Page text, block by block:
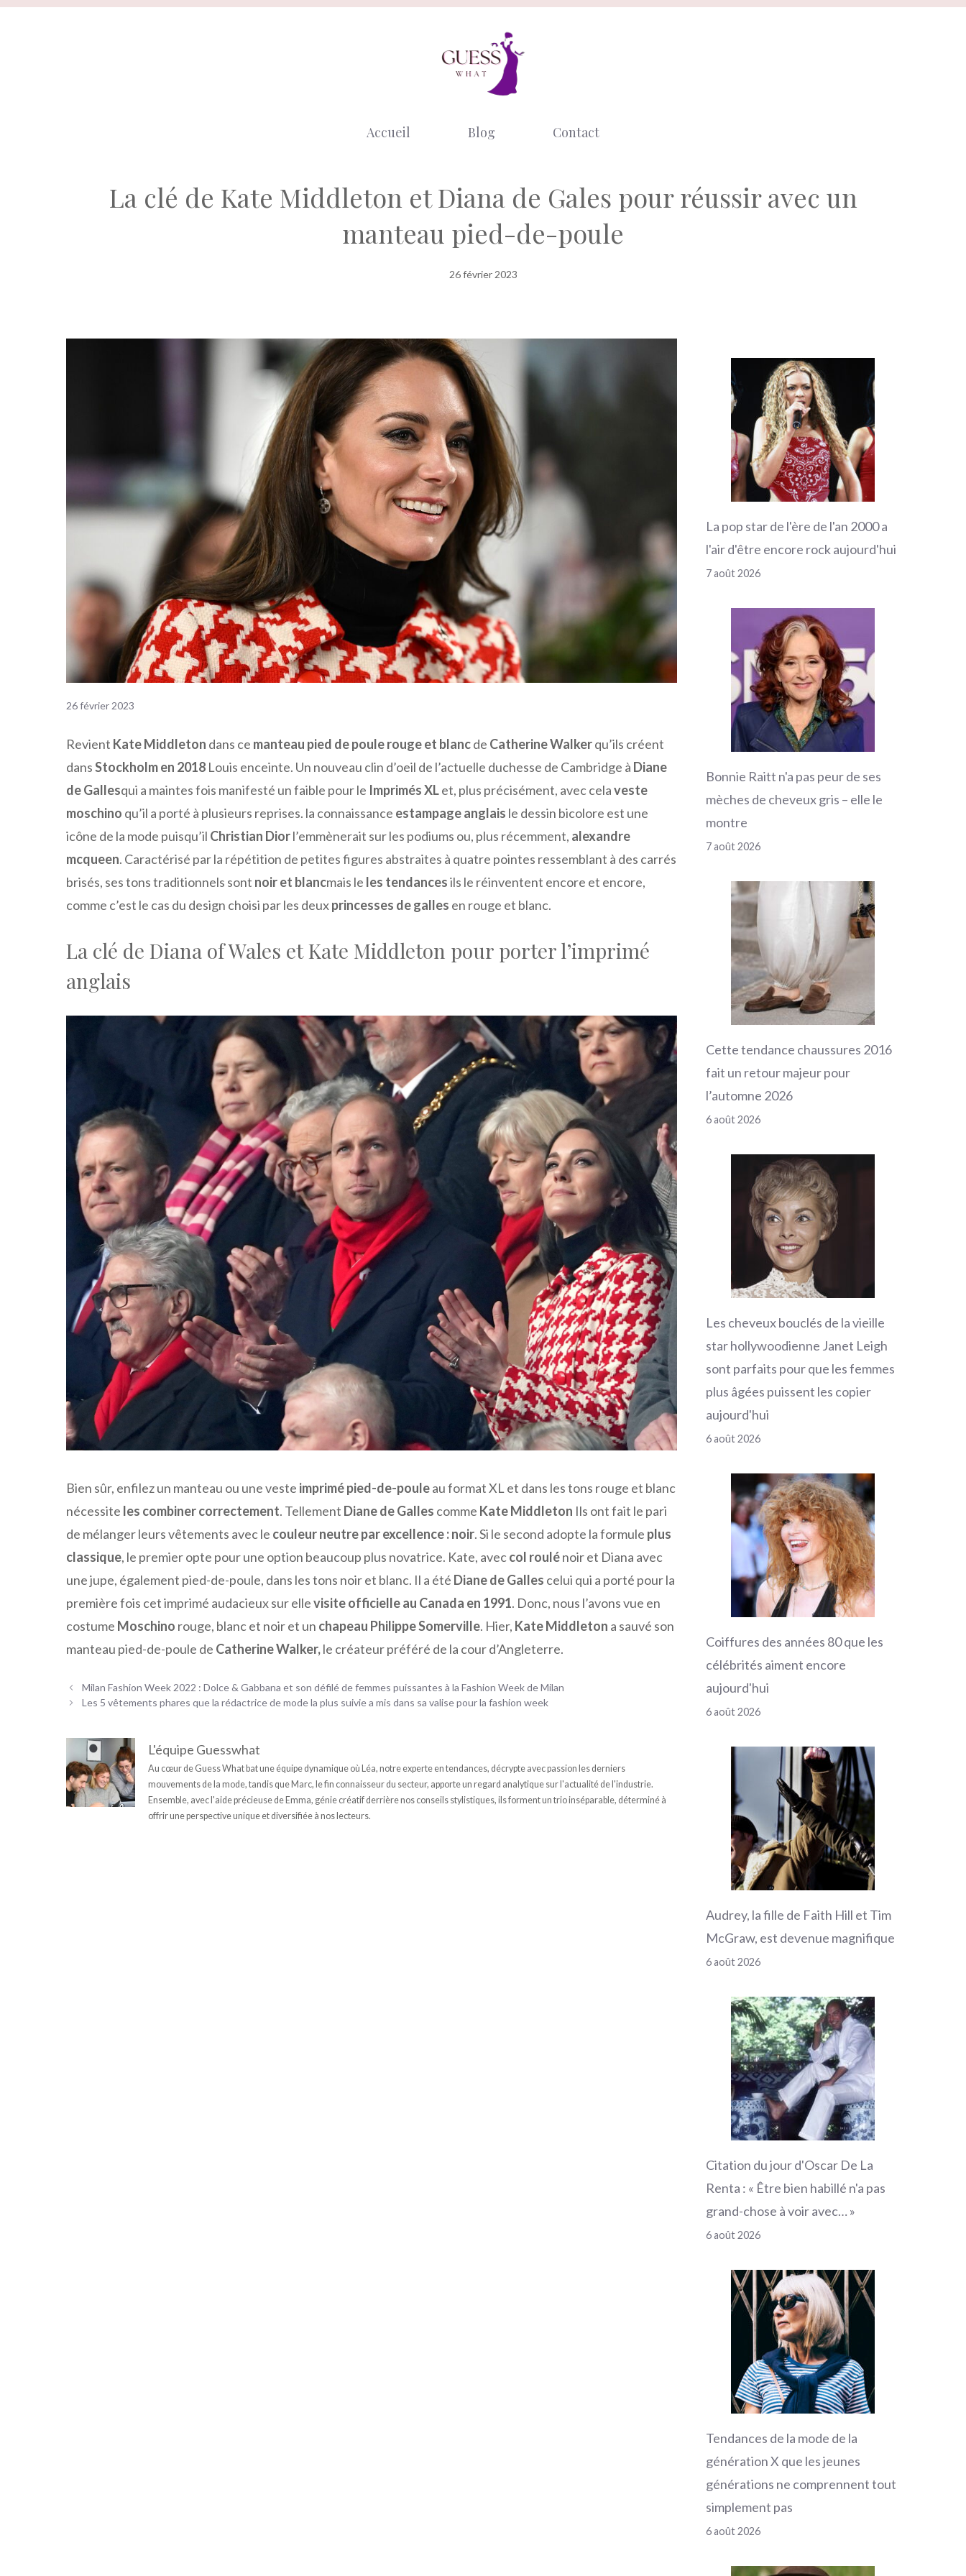
Aller
Accueil Blog Contact
La clé de Kate Middleton et Diana de Gales pour réussir avec un
manteau pied-de-poule
26 février 2023
26 février 2023
Revient Kate Middleton dans ce manteau pied de poule rouge et blancde Catherine Walkerqu’ils créent
dansStockholm en 2018 Louis enceinte. Un nouveau clin d’oeil de l’actuelle duchesse de Cambridge à Diane
de Gallesqui a maintes fois manifesté un faible pour le Imprimés XLet, plus précisément, avec celaveste
moschino qu’il a porté à plusieurs reprises. la connaissance estampage anglais le dessin bicolore est une
icône de la mode puisqu’il Christian Diorl’emmènerait sur les podiums ou, plus récemment, alexandre
mcqueen. Caractérisé par la répétition de petites figures abstraites à quatre pointes ressemblant à des carrés
brisés, ses tons traditionnels sont noir et blancmais le les tendancesils le réinventent encore et encore,
comme c’est le cas du design choisi par les deuxprincesses de galles en rouge et blanc.
La clé de Diana of Wales et Kate Middleton pour porter l’imprimé
anglais
Bien sûr, enfilez un manteau ou une veste imprimé pied-de-pouleau format XL et dans les tons rouge et blanc
nécessite les combiner correctement. Tellement Diane de Galles comme Kate Middleton Ils ont fait le pari
de mélanger leurs vêtements avec le couleur neutre par excellence : noir. Si le second adopte la formule plus
classique, le premier opte pour une option beaucoup plus novatrice. Kate, aveccol roulénoir et Diana avec
une jupe, également pied-de-poule, dans les tons noir et blanc. Il a été Diane de Galles celui qui a porté pour la
première fois cet imprimé audacieux sur ellevisite officielle au Canada en 1991. Donc, nous l’avons vue en
costume Moschino rouge, blanc et noir et un chapeau Philippe Somerville. Hier, Kate Middleton a sauvé son
manteau pied-de-poule de Catherine Walker,le créateur préféré de la cour d’Angleterre.
Milan Fashion Week 2022 : Dolce & Gabbana et son défilé de femmes puissantes à la Fashion Week de Milan
Les 5 vêtements phares que la rédactrice de mode la plus suivie a mis dans sa valise pour la fashion week
L'équipe Guesswhat
Au cœur de Guess What bat une équipe dynamique où Léa, notre experte en tendances, décrypte avec passion les derniers
mouvements de la mode, tandis que Marc, le fin connaisseur du secteur, apporte un regard analytique sur l'actualité de l'industrie.
Ensemble, avec l'aide précieuse de Emma, génie créatif derrière nos conseils stylistiques, ils forment un trio inséparable, déterminé à
offrir une perspective unique et diversifiée à nos lecteurs.
La pop star de l'ère de l'an 2000 a
l'air d'être encore rock aujourd'hui
7 août 2026
Bonnie Raitt n'a pas peur de ses
mèches de cheveux gris – elle le
montre
7 août 2026
Cette tendance chaussures 2016
fait un retour majeur pour
l’automne 2026
6 août 2026
Les cheveux bouclés de la vieille
star hollywoodienne Janet Leigh
sont parfaits pour que les femmes
plus âgées puissent les copier
aujourd'hui
6 août 2026
Coiffures des années 80 que les
célébrités aiment encore
aujourd'hui
6 août 2026
Audrey, la fille de Faith Hill et Tim
McGraw, est devenue magnifique
6 août 2026
Citation du jour d'Oscar De La
Renta : « Être bien habillé n'a pas
grand-chose à voir avec… »
6 août 2026
Tendances de la mode de la
génération X que les jeunes
générations ne comprennent tout
simplement pas
6 août 2026